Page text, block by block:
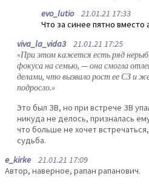
evo_lutio21.01.21 17:33
Что за синее пятно вместо
viva_la_vida3 21.01.21 17:25
«При этом кажется есть ряд
фокуса на семью, — она смогла
делами, что вызвало рост ее СЗ и
подросло.»
Это был ЗВ, но при встрече ЗВ
никуда не делось, призналась
что больше не хочет
судьба.
e_kirke 21.01.21 17:09
Автор, наверное, рапан рапанович.